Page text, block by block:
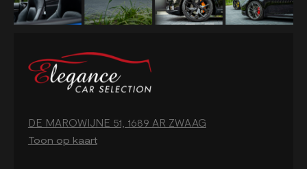
DE MAROWIJNE 51, 1689 AR ZWAAG
Toon op kaart